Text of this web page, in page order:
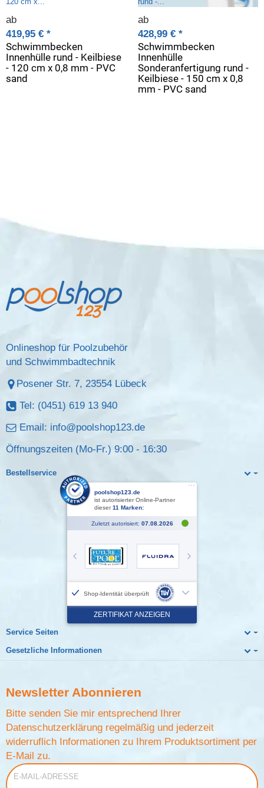
Schwimmbecken
Innenhülle rund - Keilbiese
- 120 cm x 0,8 mm - PVC
sand
ab
419,95 € *
Schwimmbecken
Innenhülle
Sonderanfertigung rund -
Keilbiese - 150 cm x 0,8
mm - PVC sand
ab
428,99 € *
Onlineshop für Poolzubehör
und Schwimmbadtechnik
Posener Str. 7, 23554 Lübeck
Tel: (0451) 619 13 940
Email: info@poolshop123.de
Öffnungszeiten (Mo-Fr.) 9:00 - 16:30
Bestellservice
Service Seiten
Gesetzliche Informationen
Newsletter Abonnieren
Bitte senden Sie mir entsprechend Ihrer
Datenschutzerklärung regelmäßig und jederzeit
widerruflich Informationen zu Ihrem Produktsortiment per
E-Mail zu.
E-Mail-Adresse